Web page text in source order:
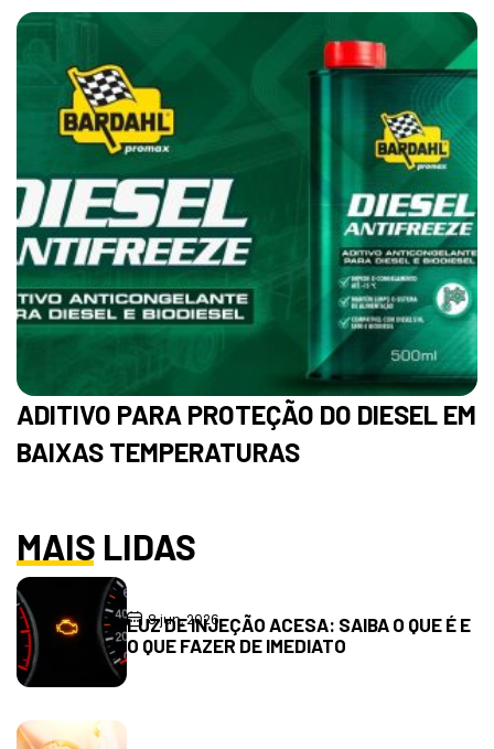
ADITIVO PARA PROTEÇÃO DO DIESEL EM
BAIXAS TEMPERATURAS
MAIS LIDAS
8 jun, 2026
LUZ DE INJEÇÃO ACESA: SAIBA O QUE É E
O QUE FAZER DE IMEDIATO